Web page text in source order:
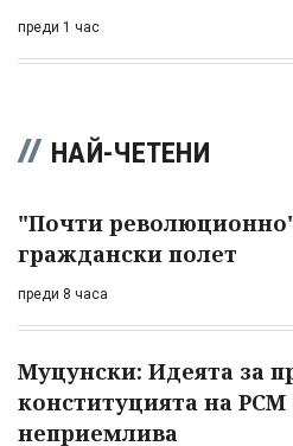
преди 1 час
НАЙ-ЧЕТЕНИ
"Почти
граждански полет
преди 8 часа
Муцунски: Идеята за
конституцията на
неприемлива